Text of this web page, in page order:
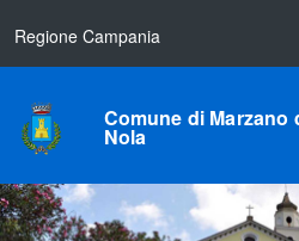
Regione Campania
Comune di Marzano
Nola